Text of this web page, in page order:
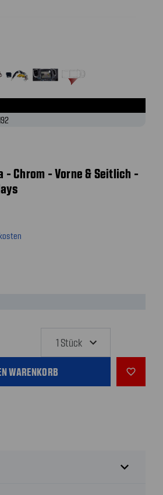
- Chrom - Vorne & Seitlich -
WARENKORB favorite_outline
expand_more